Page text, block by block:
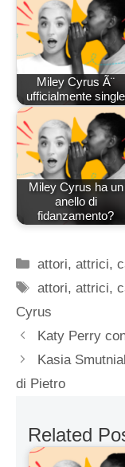
Miley Cyrus Ã¨
ufficialmente single
Miley Cyrus ha un
anello di
fidanzamento?
Categorie
attori,attrici,
Tag
attori,attrici,
Cyrus
Katy Perry
Kasia
di Pietro
Related